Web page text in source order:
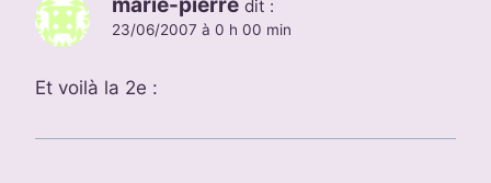
dit :
23/06/2007 à 0 h 00 min
Et voilà la 2e :